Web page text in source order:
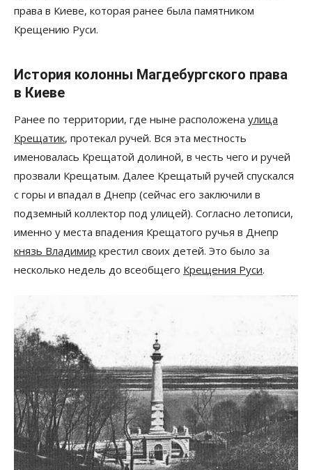
права в Киеве, которая ранее была памятником
Крещению Руси.
История колонны Магдебургского права
в Киеве
Ранее по территории, где ныне расположена улица
Крещатик, протекал ручей. Вся эта местность
именовалась Крещатой долиной, в честь чего и ручей
прозвали Крещатым. Далее Крещатый ручей спускался
с горы и впадал в Днепр (сейчас его заключили в
подземный коллектор под улицей). Согласно летописи,
именно у места впадения Крещатого ручья в Днепр
князь Владимир крестил своих детей. Это было за
несколько недель до всеобщего Крещения Руси.